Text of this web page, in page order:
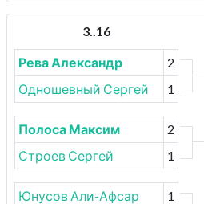
3..16
Рева Александр
2
Одношевный Сергей
1
Полоса Максим
2
Строев Сергей
1
Юнусов Али-Афсар
1